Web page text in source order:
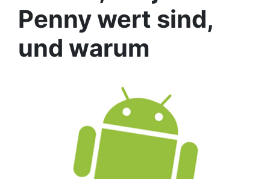
Penny wert sind,
und warum